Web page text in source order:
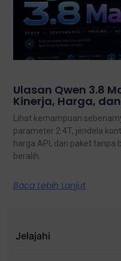
Ulasan Qwen 3.8
Kinerja, Harga,
Lihat kemampuan
parameter 2.4T, jendela
harga API, dan paket tanpa
beralih.
Baca Lebih Lanjut
Jelajahi